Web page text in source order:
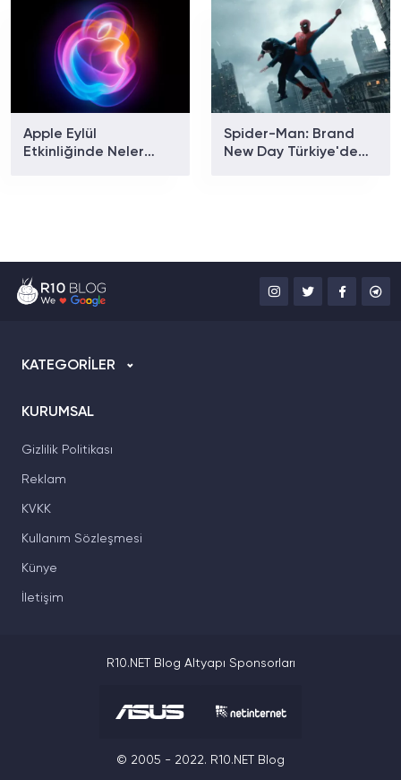
Apple Eylül
Etkinliğinde Neler
Spider-Man: Brand
New Day Türkiye'de
KATEGORİLER
KURUMSAL
Gizlilik Politikası
Reklam
KVKK
Kullanım Sözleşmesi
Künye
İletişim
R10.NET Blog Altyapı Sponsorları
© 2005 - 2022. R10.NET Blog